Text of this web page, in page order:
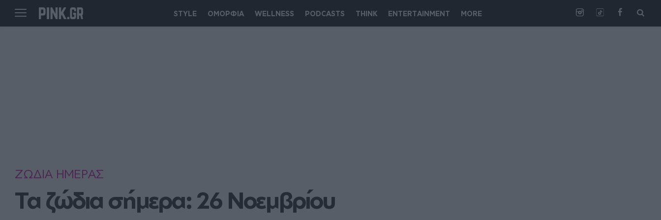
STYLE ΟΜΟΡΦΙΑ WELLNESS PODCASTS THINK ENTERTAINMENT MORE
ΖΩΔΙΑ ΗΜΕΡΑΣ
Τα ζώδια σήμερα: 26 Νοεμβρίου